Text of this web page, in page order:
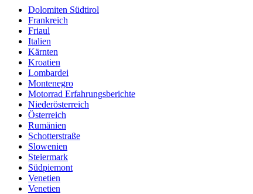
Dolomiten Südtirol
Frankreich
Friaul
Italien
Kärnten
Kroatien
Lombardei
Montenegro
Motorrad Erfahrungsberichte
Niederösterreich
Österreich
Rumänien
Schotterstraße
Slowenien
Steiermark
Südpiemont
Venetien
Venetien